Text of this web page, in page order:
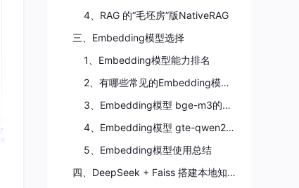
4、RAG 的“毛坯房”版NativeRAG
三、Embedding模型选择
1、Embedding模型能力排名
2、有哪些常见的Embedding模型？
3、Embedding模型 bge-m3的实际使用
4、Embedding模型 gte-qwen2的实际使用
5、Embedding模型使用总结
四、DeepSeek + Faiss 搭建本地知识库检索